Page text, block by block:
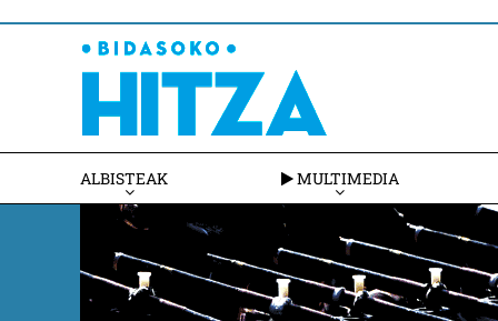
ALBISTEAK MULTIMEDIA